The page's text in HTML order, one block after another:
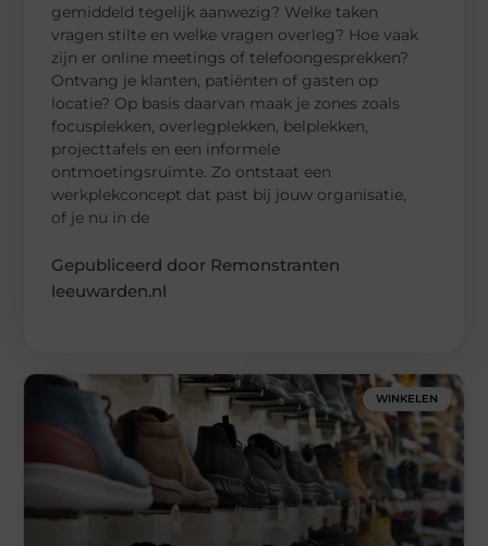
gemiddeld tegelijk aanwezig? Welke taken
vragen stilte en welke vragen overleg? Hoe vaak
zijn er online meetings of telefoongesprekken?
Ontvang je klanten, patiënten of gasten op
locatie? Op basis daarvan maak je zones zoals
focusplekken, overlegplekken, belplekken,
projecttafels en een informele
ontmoetingsruimte. Zo ontstaat een
werkplekconcept dat past bij jouw organisatie,
of je nu in de
Gepubliceerd door Remonstranten
leeuwarden.nl
WINKELEN